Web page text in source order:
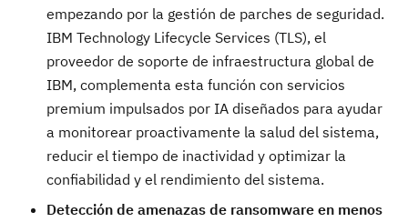
empezando por la gestión de parches de seguridad.
IBM Technology Lifecycle Services (TLS), el
proveedor de soporte de infraestructura global de
IBM, complementa esta función con servicios
premium impulsados por IA diseñados para ayudar
a monitorear proactivamente la salud del sistema,
reducir el tiempo de inactividad y optimizar la
confiabilidad y el rendimiento del sistema.
Detección de amenazas de ransomware en menos